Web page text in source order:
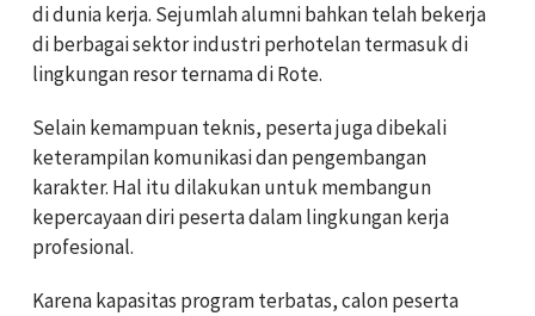
di dunia kerja. Sejumlah alumni bahkan telah bekerja
di berbagai sektor industri perhotelan termasuk di
lingkungan resor ternama di Rote.
Selain kemampuan teknis, peserta juga dibekali
keterampilan komunikasi dan pengembangan
karakter. Hal itu dilakukan untuk membangun
kepercayaan diri peserta dalam lingkungan kerja
profesional.
Karena kapasitas program terbatas, calon peserta